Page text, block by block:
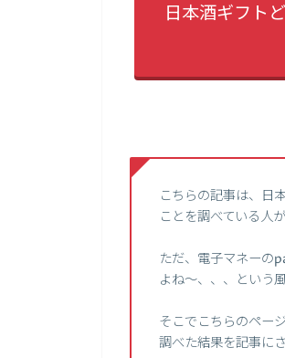
日本酒ギフト
こちらの記事は、日
ことを調べている人
ただ、電子マネーの
よね～、、、という
そこでこちらのペー
調べた結果を記事に